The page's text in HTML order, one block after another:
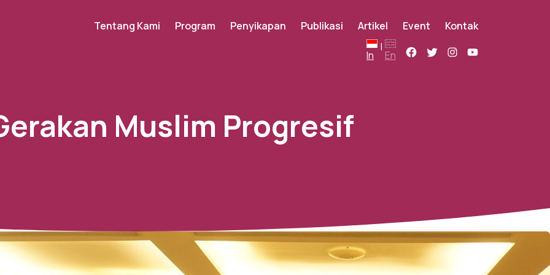
Tentang Kami Program Penyikapan Publikasi Artikel Event Kontak
In
|
En
Muslim Progresif